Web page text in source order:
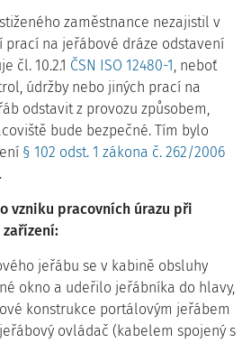
zaměstnance nezajistil v
prací na jeřábové dráze odstavení
čl. 10.2.1 ČSN ISO 12480-1, neboť
údržby nebo jiných prací na
odstavit z provozu způsobem,
bude bezpečné. Tím bylo
§ 102 odst. 1 zákona č. 262/2006
vzniku pracovních úrazu při
jeřábu se v kabině obsluhy
okno a udeřilo jeřábníka do hlavy,
konstrukce portálovým jeřábem
ovládač (kabelem spojený s